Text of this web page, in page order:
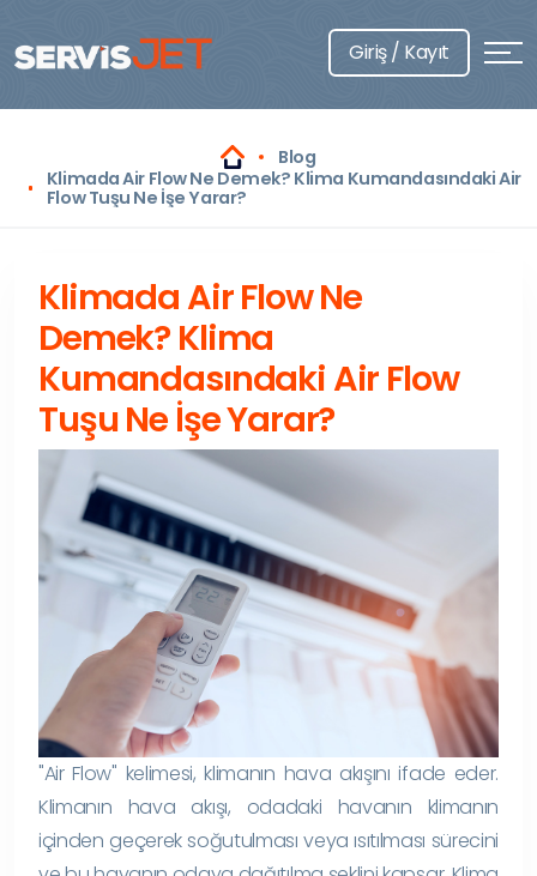
Giriş / Kayıt
Blog
Klimada Air Flow Ne Demek? Klima Kumandasındaki Air
Flow Tuşu Ne İşe Yarar?
Klimada Air Flow Ne
Demek? Klima
Kumandasındaki Air Flow
Tuşu Ne İşe Yarar?
"Air Flow" kelimesi, klimanın hava akışını ifade eder.
Klimanın hava akışı, odadaki havanın klimanın
içinden geçerek soğutulması veya ısıtılması sürecini